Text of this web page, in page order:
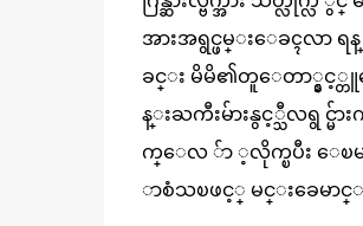
အားအရွင္ဖမ္းေခၚလာ
ခင္း မိမိ၏တူေတာ္နွင့္တူ
န္းႀကီးမ်ားနွင့္သီလရွ င္
က္ေလ ်ာ ့လိုက္ၿပီး ေၿမာ
ာစံသၿဖင့္ မင္းခေမာင္